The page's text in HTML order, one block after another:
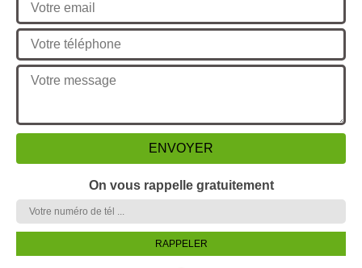
On vous rappelle gratuitement